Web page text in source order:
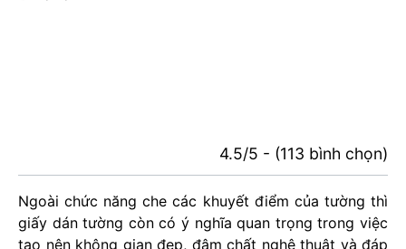
4.5/5 - (113 bình chọn)
Ngoài chức năng che các khuyết điểm của tường thì
giấy dán tường còn có ý nghĩa quan trọng trong việc
tạo nên không gian đẹp, đậm chất nghệ thuật và đáp